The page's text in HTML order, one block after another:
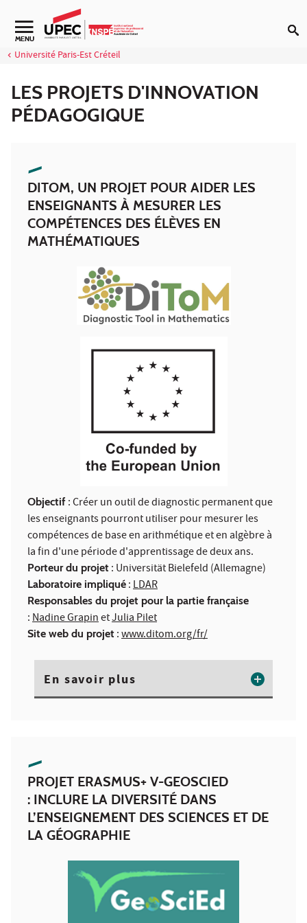
Aller au contenu
Navigation secondaire
MENU
Université Paris-Est Créteil
LES PROJETS D'INNOVATION
PÉDAGOGIQUE
DITOM, UN PROJET POUR AIDER LES
ENSEIGNANTS À MESURER LES
COMPÉTENCES DES ÉLÈVES EN
MATHÉMATIQUES
Objectif : Créer un outil de diagnostic permanent que
les enseignants pourront utiliser pour mesurer les
compétences de base en arithmétique et en algèbre à
la fin d'une période d'apprentissage de deux ans.
Porteur du projet : Universität Bielefeld (Allemagne)
Laboratoire impliqué :LDAR
Responsables du projet pour la partie française
:Nadine GrapinetJulia Pilet
Site web du projet :www.ditom.org/fr/
En savoir plus
PROJET ERASMUS+ V-GEOSCIED
: INCLURE LA DIVERSITÉ DANS
L’ENSEIGNEMENT DES SCIENCES ET DE
LA GÉOGRAPHIE